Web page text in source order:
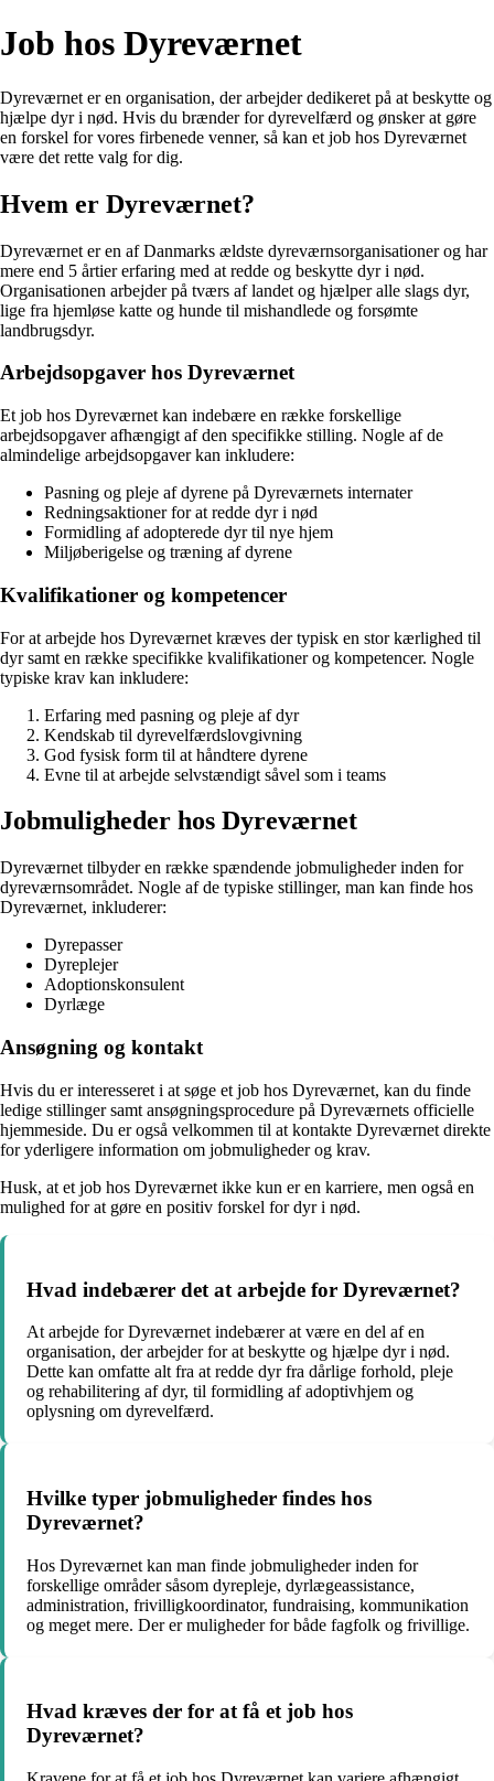
Job hos Dyreværnet
Dyreværnet er en organisation, der arbejder dedikeret på at beskytte og
hjælpe dyr i nød. Hvis du brænder for dyrevelfærd og ønsker at gøre
en forskel for vores firbenede venner, så kan et job hos Dyreværnet
være det rette valg for dig.
Hvem er Dyreværnet?
Dyreværnet er en af Danmarks ældste dyreværnsorganisationer og har
mere end 5 årtier erfaring med at redde og beskytte dyr i nød.
Organisationen arbejder på tværs af landet og hjælper alle slags dyr,
lige fra hjemløse katte og hunde til mishandlede og forsømte
landbrugsdyr.
Arbejdsopgaver hos Dyreværnet
Et job hos Dyreværnet kan indebære en række forskellige
arbejdsopgaver afhængigt af den specifikke stilling. Nogle af de
almindelige arbejdsopgaver kan inkludere:
Pasning og pleje af dyrene på Dyreværnets internater
Redningsaktioner for at redde dyr i nød
Formidling af adopterede dyr til nye hjem
Miljøberigelse og træning af dyrene
Kvalifikationer og kompetencer
For at arbejde hos Dyreværnet kræves der typisk en stor kærlighed til
dyr samt en række specifikke kvalifikationer og kompetencer. Nogle
typiske krav kan inkludere:
Erfaring med pasning og pleje af dyr
Kendskab til dyrevelfærdslovgivning
God fysisk form til at håndtere dyrene
Evne til at arbejde selvstændigt såvel som i teams
Jobmuligheder hos Dyreværnet
Dyreværnet tilbyder en række spændende jobmuligheder inden for
dyreværnsområdet. Nogle af de typiske stillinger, man kan finde hos
Dyreværnet, inkluderer:
Dyrepasser
Dyreplejer
Adoptionskonsulent
Dyrlæge
Ansøgning og kontakt
Hvis du er interesseret i at søge et job hos Dyreværnet, kan du finde
ledige stillinger samt ansøgningsprocedure på Dyreværnets officielle
hjemmeside. Du er også velkommen til at kontakte Dyreværnet direkte
for yderligere information om jobmuligheder og krav.
Husk, at et job hos Dyreværnet ikke kun er en karriere, men også en
mulighed for at gøre en positiv forskel for dyr i nød.
Hvad indebærer det at arbejde for Dyreværnet?
At arbejde for Dyreværnet indebærer at være en del af en
organisation, der arbejder for at beskytte og hjælpe dyr i nød.
Dette kan omfatte alt fra at redde dyr fra dårlige forhold, pleje
og rehabilitering af dyr, til formidling af adoptivhjem og
oplysning om dyrevelfærd.
Hvilke typer jobmuligheder findes hos
Dyreværnet?
Hos Dyreværnet kan man finde jobmuligheder inden for
forskellige områder såsom dyrepleje, dyrlægeassistance,
administration, frivilligkoordinator, fundraising, kommunikation
og meget mere. Der er muligheder for både fagfolk og frivillige.
Hvad kræves der for at få et job hos
Dyreværnet?